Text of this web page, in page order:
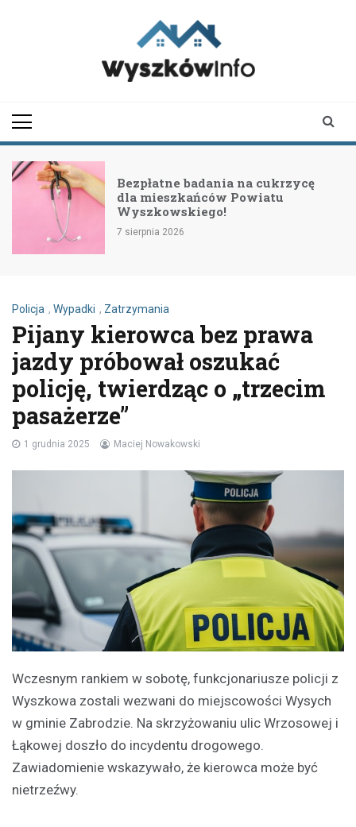
Bezpłatne badania na cukrzycę
dla mieszkańców Powiatu
Wyszkowskiego!
7 sierpnia 2026
Policja , Wypadki , Zatrzymania
Pijany kierowca bez prawa
jazdy próbował oszukać
policję, twierdząc o „trzecim
pasażerze”
1 grudnia 2025 Maciej Nowakowski
Wczesnym rankiem w sobotę, funkcjonariusze policji z
Wyszkowa zostali wezwani do miejscowości Wysych
w gminie Zabrodzie. Na skrzyżowaniu ulic Wrzosowej i
Łąkowej doszło do incydentu drogowego.
Zawiadomienie wskazywało, że kierowca może być
nietrzeźwy.